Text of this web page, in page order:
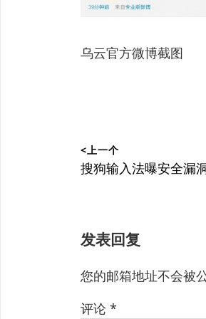
乌云官方微博截图
章
航
<上一个
上
章：
搜狗输入法曝安全漏
发表回复
您的邮箱地址不会被公
评论 *